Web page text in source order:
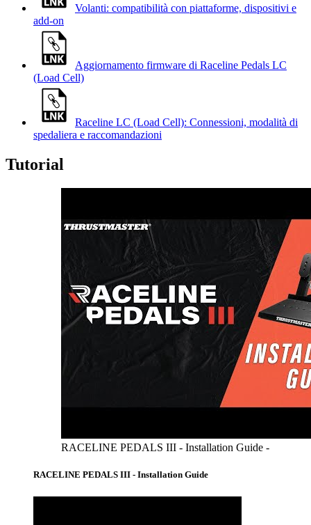
Volanti: compatibilità con piattaforme, dispositivi e
add-on
Aggiornamento firmware di Raceline Pedals LC
(Load Cell)
Raceline LC (Load Cell): Connessioni, modalità di
spedaliera e raccomandazioni
Tutorial
RACELINE PEDALS III - Installation Guide -
RACELINE PEDALS III - Installation Guide